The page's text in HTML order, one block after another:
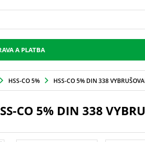
A PLATBA
HSS-CO 5% HSS-CO 5% DIN 338
CO 5% DIN 338